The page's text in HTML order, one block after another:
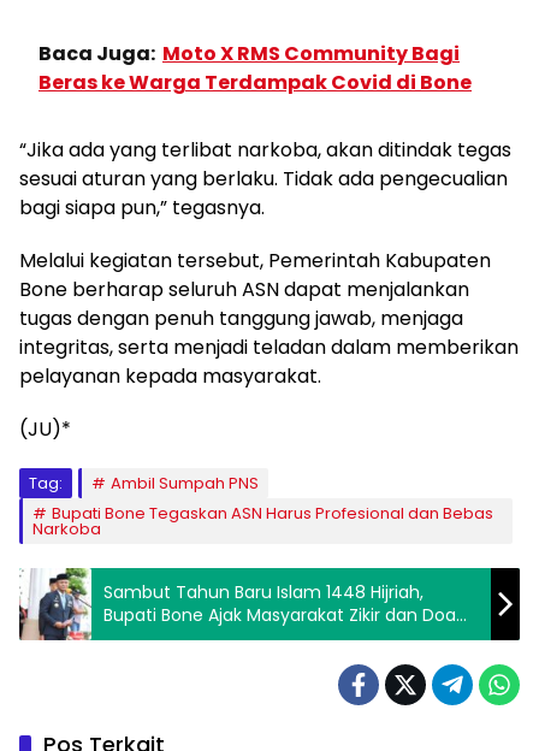
Baca Juga: Moto X RMS Community Bagi
Beras ke Warga Terdampak Covid di Bone
“Jika ada yang terlibat narkoba, akan ditindak tegas
sesuai aturan yang berlaku. Tidak ada pengecualian
bagi siapa pun,” tegasnya.
Melalui kegiatan tersebut, Pemerintah Kabupaten
Bone berharap seluruh ASN dapat menjalankan
tugas dengan penuh tanggung jawab, menjaga
integritas, serta menjadi teladan dalam memberikan
pelayanan kepada masyarakat.
(JU)*
Tag:
Ambil Sumpah PNS
Bupati Bone Tegaskan ASN Harus Profesional dan Bebas
Narkoba
Sambut Tahun Baru Islam 1448 Hijriah,
Bupati Bone Ajak Masyarakat Zikir dan Doa
untuk Keberkahan Daerah
Pos Terkait